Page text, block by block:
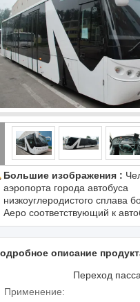
Большие изображения :
аэропорта города автобуса
низкоуглеродистого сплава
Аеро соответствующий к
описание
Применение:
Переход